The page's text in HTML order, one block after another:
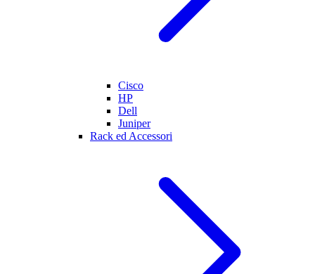
Cisco
HP
Dell
Juniper
Rack ed Accessori